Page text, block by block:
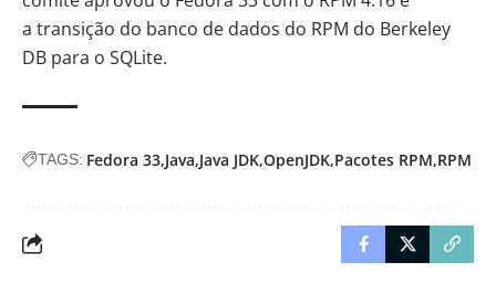
a transição do banco de dados do RPM do Berkeley
DB para o SQLite.
TAGS: Fedora 33 Java Java JDK OpenJDK Pacotes RPM RPM